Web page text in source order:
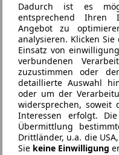
Dadurch ist es
entsprechend Ihren
Angebot zu
analysieren. Klicken
Einsatz von
verbundenen
zuzustimmen oder
detaillierte Auswahl
oder um der
widersprechen, soweit
Interessen erfolgt. Die
Übermittlung
Drittländer, u.a. die
Sie keine Einwilligung